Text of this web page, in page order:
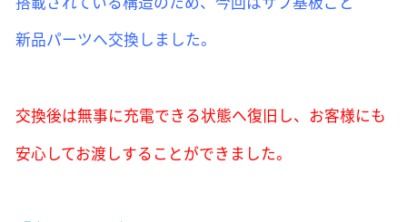
新品パーツへ交換しました。
交換後は無事に充電できる状態へ復旧し、お客様にも
安心してお渡しすることができました。